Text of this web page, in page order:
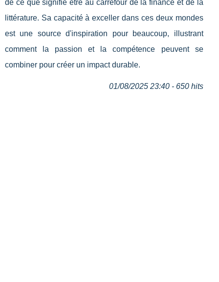
de ce que signifie être au carrefour de la finance et de la
littérature. Sa capacité à exceller dans ces deux mondes
est une source d'inspiration pour beaucoup, illustrant
comment la passion et la compétence peuvent se
combiner pour créer un impact durable.
01/08/2025 23:40 - 650 hits